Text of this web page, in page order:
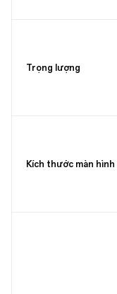
Trọng lượng
Kích thước màn hình